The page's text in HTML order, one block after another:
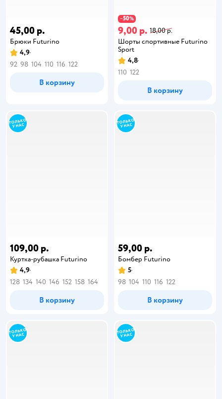
45,00 р.
Брюки Futurino
4,9
92 98 104 110 116 122
В корзину
−50%
9,00 р. 18,00 р.
Шорты спортивные Futurino
Sport
4,8
110 122
В корзину
109,00 р.
Куртка-рубашка Futurino
4,9
128 134 140 146 152 158 164
В корзину
59,00 р.
Бомбер Futurino
5
98 104 110 116 122
В корзину